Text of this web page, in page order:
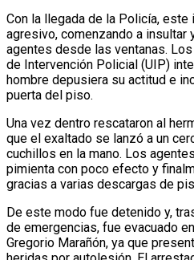
Con la llegada de la Policía,
agresivo, comenzando a insultar
agentes desde las ventanas.
de Intervención Policial (UIP)
hombre depusiera su actitud e
puerta del piso.
Una vez dentro rescataron al
que el exaltado se lanzó a un
cuchillos en la mano. Los
pimienta con poco efecto y
gracias a varias descargas de
De este modo fue detenido y,
de emergencias, fue evacuado
Gregorio Marañón, ya que